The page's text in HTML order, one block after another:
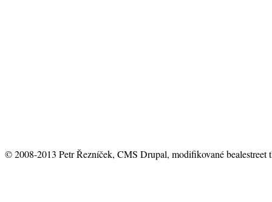
© 2008-2013 Petr Řezníček, CMS Drupal, modifikované bealestreet